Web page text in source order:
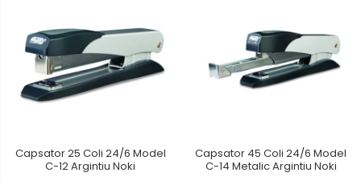
Capsator 25 Coli 24/6 Model
C-12 Argintiu Noki
Capsator 45 Coli 24/6 Model
C-14 Metalic Argintiu Noki